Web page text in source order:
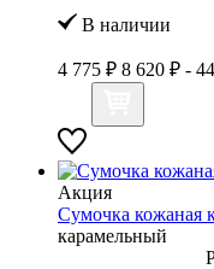
В наличии
4 775 ₽ 8 620 ₽ -
Акция
Сумочка кожаная
карамельный